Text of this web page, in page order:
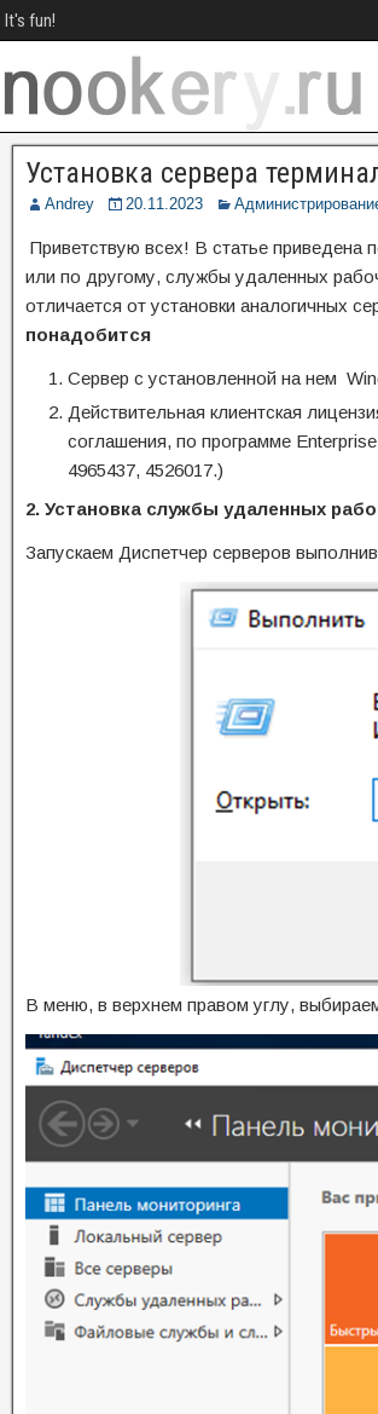
It's fun!
Установка сервера
Andrey 20.11.2023
Приветствую всех! В статье приведена
или по другому, службы удаленных
отличается от установки аналогичных
понадобится
Сервер с установленной на нем
Действительная клиентская
соглашения, по программе
4965437, 4526017.)
2. Установка службы удаленных
Запускаем Диспетчер серверов
В меню, в верхнем правом углу,